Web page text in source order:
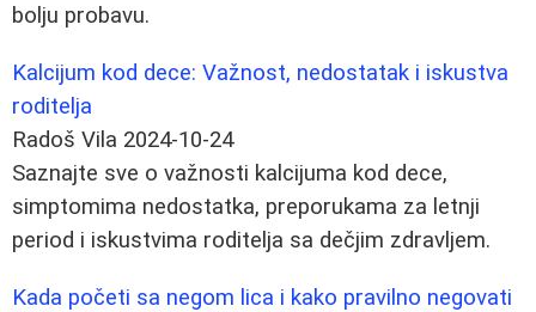
bolju probavu.
Kalcijum kod dece: Važnost, nedostatak i iskustva
roditelja
Radoš Vila 2024-10-24
Saznajte sve o važnosti kalcijuma kod dece,
simptomima nedostatka, preporukama za letnji
period i iskustvima roditelja sa dečjim zdravljem.
Kada početi sa negom lica i kako pravilno negovati